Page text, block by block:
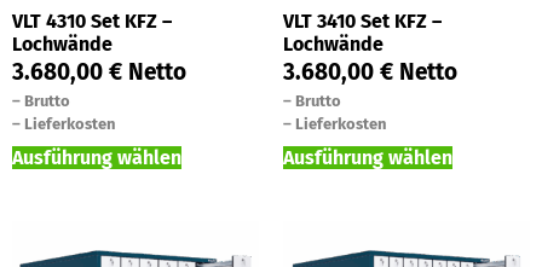
VLT 4310 Set KFZ –
Lochwände
3.680,00 € Netto
– Brutto
– Lieferkosten
Ausführung wählen
VLT 3410 Set KFZ –
Lochwände
3.680,00 € Netto
– Brutto
– Lieferkosten
Ausführung wählen